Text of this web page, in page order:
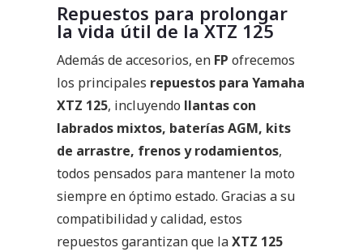
Repuestos para prolongar
la vida útil de la XTZ 125
Además de accesorios, en FP ofrecemos
los principales repuestos para Yamaha
XTZ 125, incluyendo llantas con
labrados mixtos, baterías AGM, kits
de arrastre, frenos y rodamientos,
todos pensados para mantener la moto
siempre en óptimo estado. Gracias a su
compatibilidad y calidad, estos
repuestos garantizan que laXTZ 125